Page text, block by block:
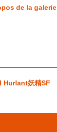
de la galerie
Hurlant妖精SF